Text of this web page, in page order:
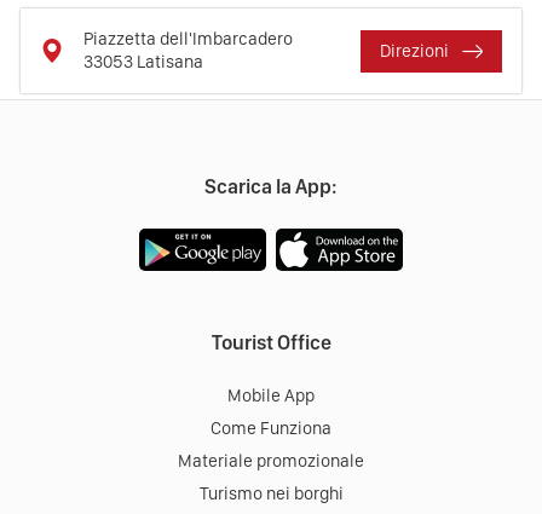
Piazzetta dell'Imbarcadero
33053 Latisana
Direzioni
Scarica la App:
Tourist Office
Mobile App
Come Funziona
Materiale promozionale
Turismo nei borghi